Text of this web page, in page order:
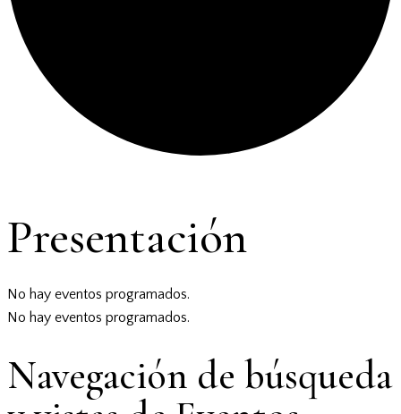
Presentación
No hay eventos programados.
No hay eventos programados.
Navegación de búsqueda